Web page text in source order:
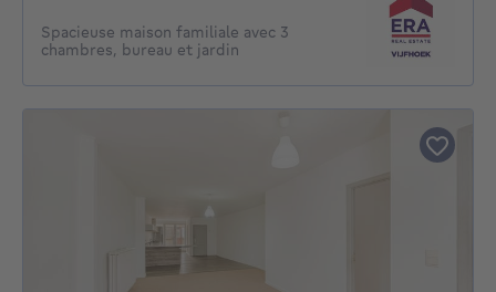
Spacieuse maison familiale avec 3
chambres, bureau et jardin